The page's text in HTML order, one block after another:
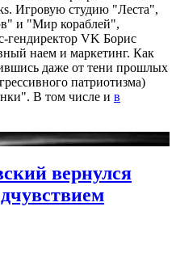
Игровую студию "Леста",
и "Мир кораблей",
VK Борис
наем и маркетинг. Как
даже от тени прошлых
патриотизма)
В том числе и в
вернулся